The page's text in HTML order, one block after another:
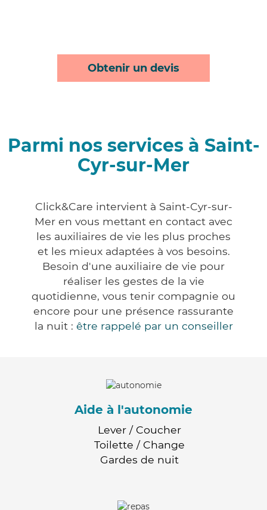
Obtenir un devis
Parmi nos services à Saint-
Cyr-sur-Mer
Click&Care intervient à Saint-Cyr-sur-
Mer en vous mettant en contact avec
les auxiliaires de vie les plus proches
et les mieux adaptées à vos besoins.
Besoin d'une auxiliaire de vie pour
réaliser les gestes de la vie
quotidienne, vous tenir compagnie ou
encore pour une présence rassurante
la nuit : être rappelé par un conseiller
Aide à l'autonomie
Lever / Coucher
Toilette / Change
Gardes de nuit